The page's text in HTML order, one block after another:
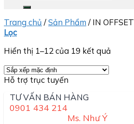
kiếm:
Trang chủ /Sản Phẩm / IN OFFSET
Lọc
Hiển thị 1–12 của 19 kết quả
Hỗ trợ trục tuyến
TƯ VẤN BÁN HÀNG
0901 434 214
Ms. Như Ý